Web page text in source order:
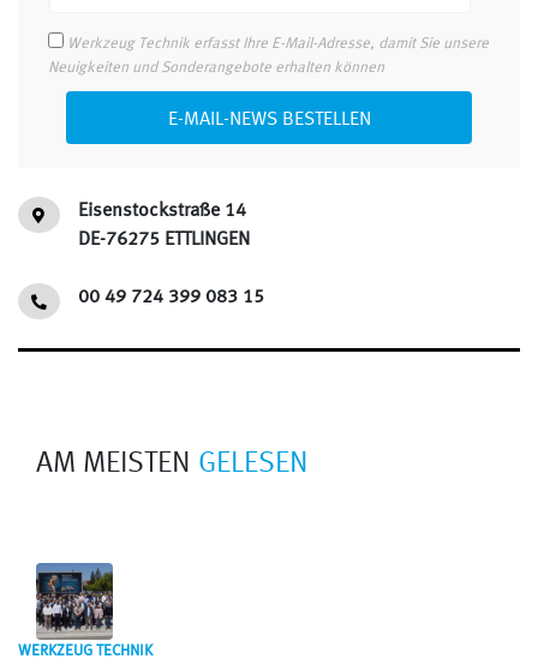
Werkzeug Technik erfasst Ihre E-Mail-Adresse, damit Sie unsere
Neuigkeiten und Sonderangebote erhalten können
E-MAIL-NEWS BESTELLEN
Eisenstockstraße 14
DE-76275 ETTLINGEN
00 49 724 399 083 15
AM MEISTEN GELESEN
WERKZEUG TECHNIK